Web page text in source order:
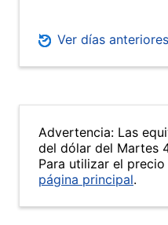
Ver días anteriores
Advertencia: Las
del dólar del Martes
Para utilizar el
página principal.